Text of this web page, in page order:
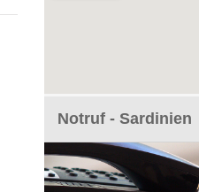
Notruf - Sardinien